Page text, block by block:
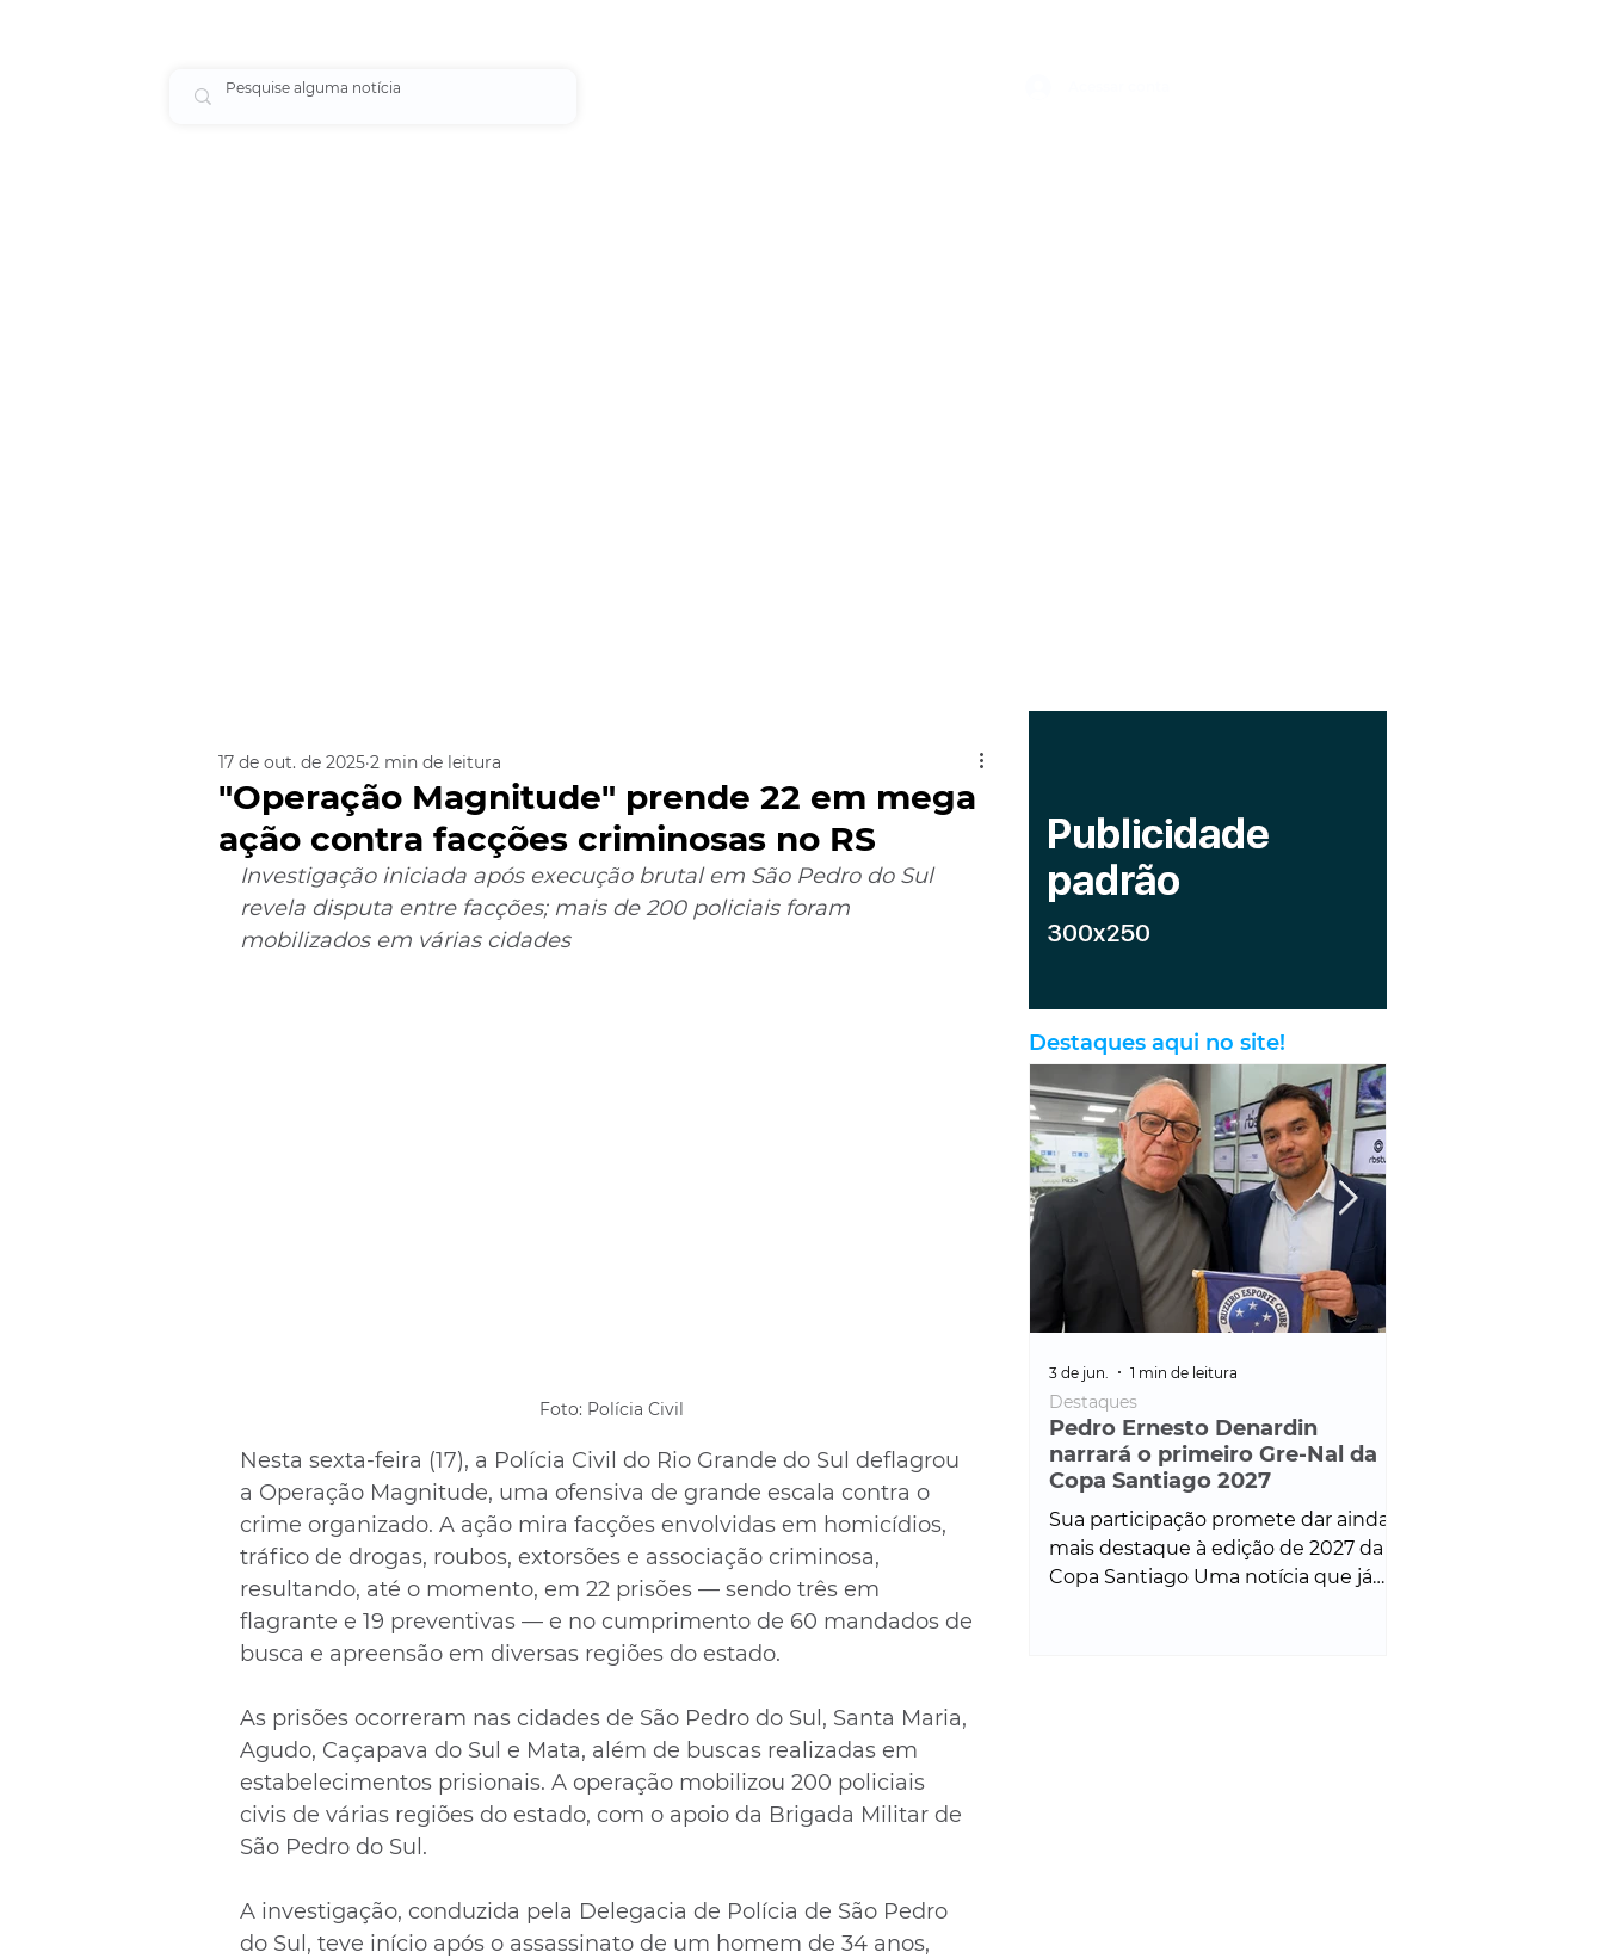
"Operação Magnitude" prende 22 em mega
ação contra facções criminosas no RS
17 de out. de 2025 2 min de leitura
Investigação iniciada após execução brutal em São Pedro do Sul
revela disputa entre facções; mais de 200 policiais foram
mobilizados em várias cidades
Foto: Polícia Civil
Nesta sexta-feira (17), a Polícia Civil do Rio Grande do Sul deflagrou
a Operação Magnitude, uma ofensiva de grande escala contra o
crime organizado. A ação mira facções envolvidas em homicídios,
tráfico de drogas, roubos, extorsões e associação criminosa,
resultando, até o momento, em 22 prisões — sendo três em
flagrante e 19 preventivas — e no cumprimento de 60 mandados de
busca e apreensão em diversas regiões do estado.
As prisões ocorreram nas cidades de São Pedro do Sul, Santa Maria,
Agudo, Caçapava do Sul e Mata, além de buscas realizadas em
estabelecimentos prisionais. A operação mobilizou 200 policiais
civis de várias regiões do estado, com o apoio da Brigada Militar de
São Pedro do Sul.
A investigação, conduzida pela Delegacia de Polícia de São Pedro
do Sul, teve início após o assassinato de um homem de 34 anos,
Destaques aqui no site!
Pedro Ernesto Denardin
narrará o primeiro Gre-Nal da
Copa Santiago 2027
Sua participação promete dar ainda
mais destaque à edição de 2027 da
Copa Santiago Uma notícia que já
Destaques
3 de jun. 1 min de leitura